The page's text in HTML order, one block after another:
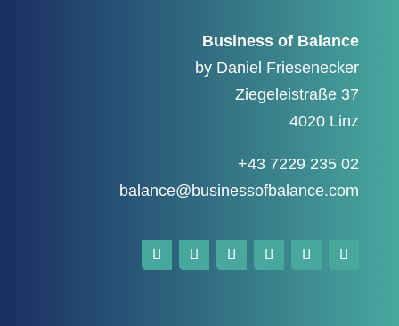
Business of Balance
by Daniel Friesenecker
Ziegeleistraße 37
4020 Linz
+43 7229 235 02
balance@businessofbalance.com